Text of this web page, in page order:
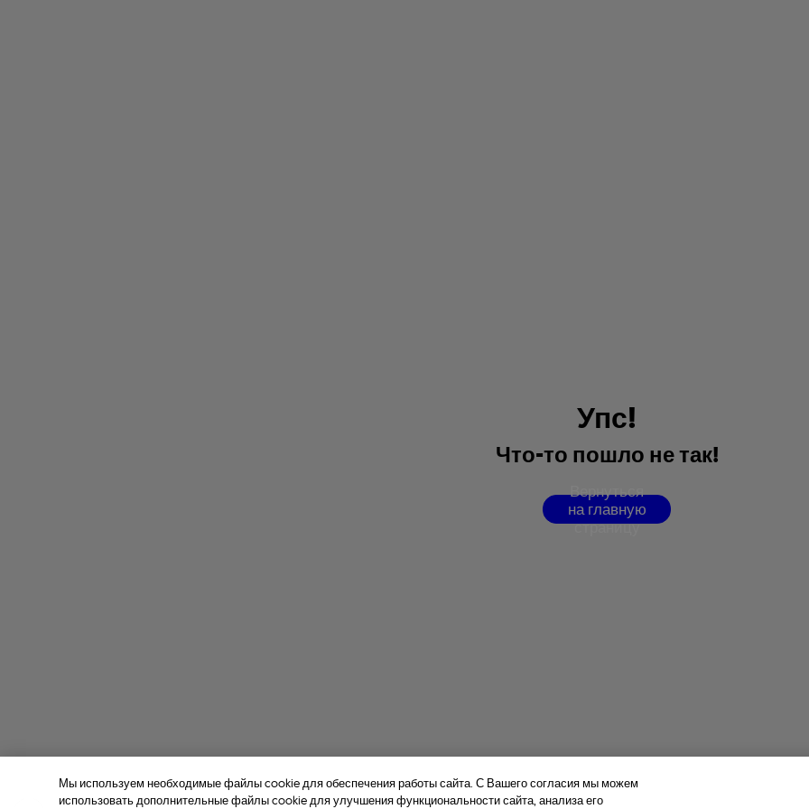
Упс!
Что-то пошло нетак!
Вернуться
на главную
страницу
Мы используем необходимые файлы cookie для обеспечения работы сайта. С Вашего согласия мы можем
использовать дополнительные файлы cookie для улучшения функциональности сайта, анализа его